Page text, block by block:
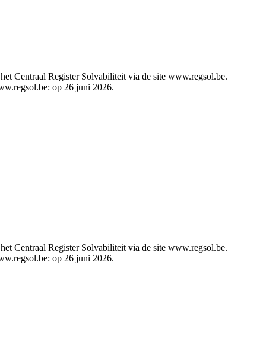
Centraal Register Solvabiliteit via de site www.regsol.be.
op 26 juni 2026.
Centraal Register Solvabiliteit via de site www.regsol.be.
op 26 juni 2026.